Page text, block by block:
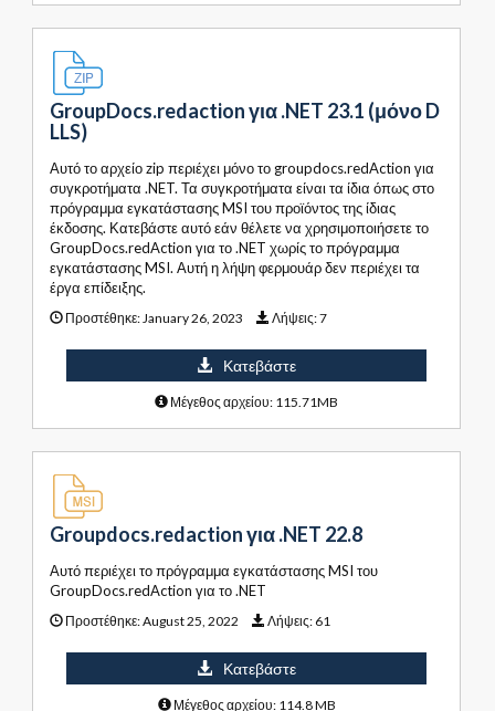
GroupDocs.redaction για .NET 23.1 (μόνο D
LLS)
Αυτό το αρχείο zip περιέχει μόνο το groupdocs.redAction για
συγκροτήματα .NET. Τα συγκροτήματα είναι τα ίδια όπως στο
πρόγραμμα εγκατάστασης MSI του προϊόντος της ίδιας
έκδοσης. Κατεβάστε αυτό εάν θέλετε να χρησιμοποιήσετε το
GroupDocs.redAction για το .NET χωρίς το πρόγραμμα
εγκατάστασης MSI. Αυτή η λήψη φερμουάρ δεν περιέχει τα
έργα επίδειξης.
Προστέθηκε: January 26, 2023 Λήψεις:7
Κατεβάστε
Μέγεθος αρχείου: 115.71MB
Groupdocs.redaction για .NET 22.8
Αυτό περιέχει το πρόγραμμα εγκατάστασης MSI του
GroupDocs.redAction για το .NET
Προστέθηκε:August 25, 2022 Λήψεις: 61
Κατεβάστε
Μέγεθος αρχείου: 114.8 MB